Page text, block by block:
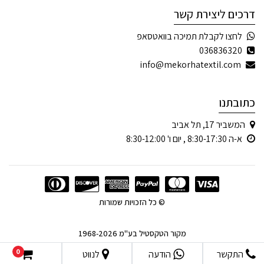
דרכים ליצירת קשר
לחצו לקבלת תמיכה בוואטסאפ
036836320
info@mekorhatextil.com
כתובתנו
המשביר 17, תל אביב
א-ה 8:30-17:30 , יום ו' 8:30-12:00
מקור הטקסטיל בע"מ 1968-2026
© כל הזכויות שמורות
התקשר הודעה לנווט 0